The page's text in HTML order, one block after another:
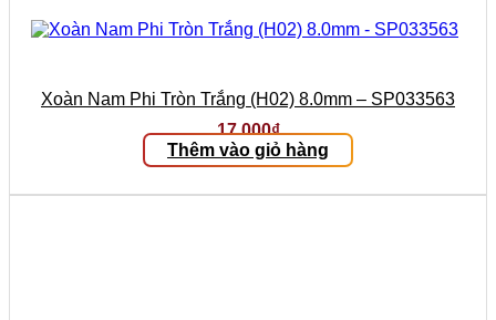
Xoàn Nam Phi Tròn Trắng (H02) 8.0mm – SP033563
17.000₫
Thêm vào giỏ hàng